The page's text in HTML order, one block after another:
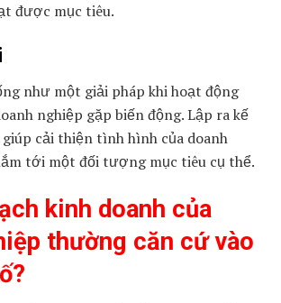
được mục tiêu.
như một giải pháp khi hoạt động
nghiệp gặp biến động. Lập ra kế
cải thiện tình hình của doanh
tới một đối tượng mục tiêu cụ thể.
kinh doanh của
thường căn cứ vào